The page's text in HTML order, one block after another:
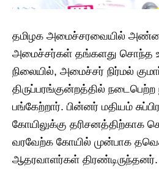
தமிழக அமைச்சரவையில்
அமைச்சர்கள் தங்களது சொந்த
நிலையில், அமைச்சர் நிர்மல்
திருப்பரங்குன்றத்தில் நடைபெற்ற
பங்கேற்றார். பின்னர் மதியம்
கோயிலுக்கு தரிசனத்திற்காக
வரவேற்க கோயில் முன்பாக
ஆதரவாளர்கள் திரண்டிருந்தனர்.